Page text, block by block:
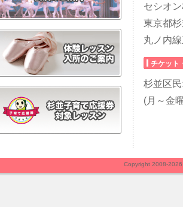
セシオ
東京都
丸ノ内
チケット
杉並区
(月～金
Copyright 2008-